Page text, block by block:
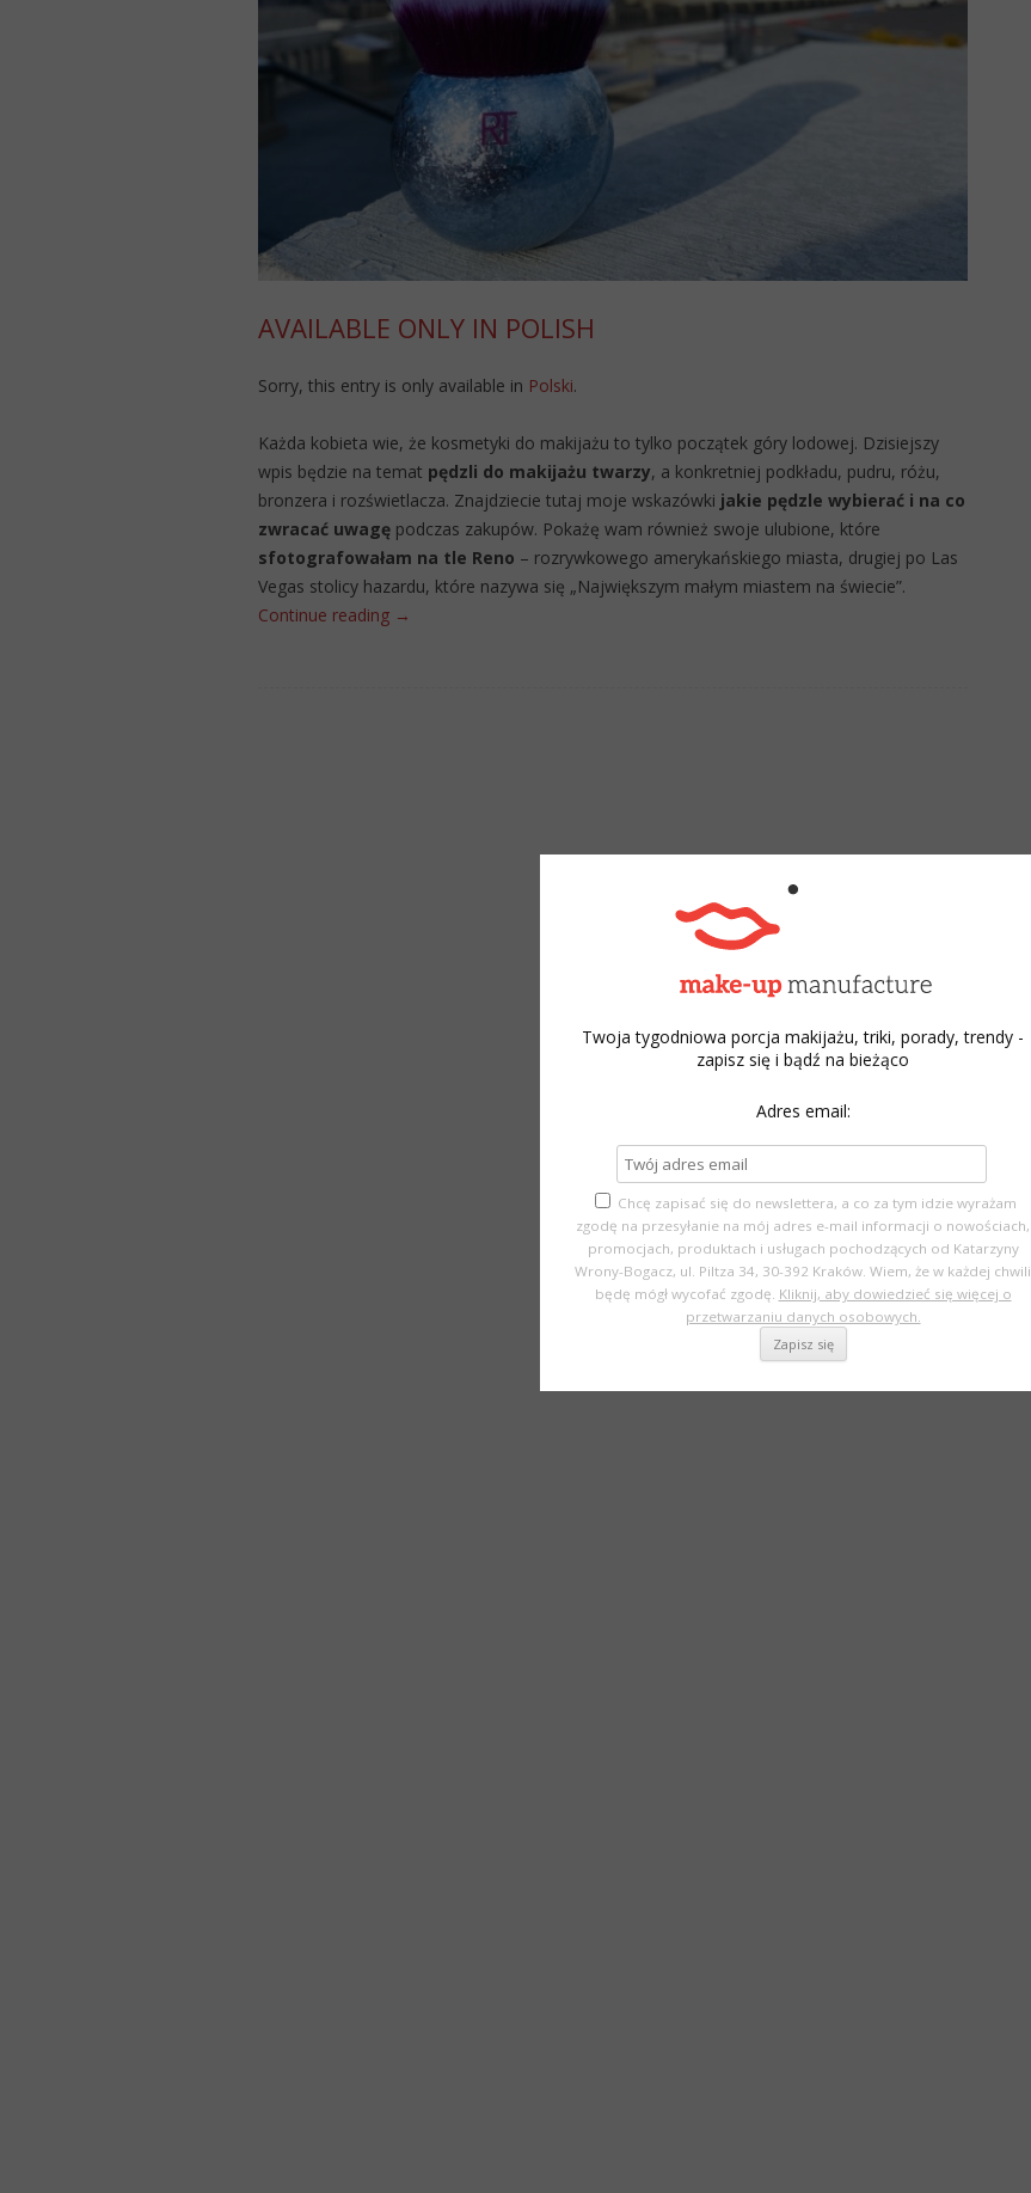
AVAILABLE ONLY IN POLISH
Sorry, this entry is only available in Polski.
Każda kobieta wie, że kosmetyki do makijażu to tylko początek góry lodowej. Dzisiejszy
wpis będzie na temat pędzli do makijażu twarzy, a konkretniej podkładu, pudru, różu,
bronzera i rozświetlacza. Znajdziecie tutaj moje wskazówki jakie pędzle wybierać i na co
zwracać uwagę podczas zakupów. Pokażę wam również swoje ulubione, które
sfotografowałam na tle Reno – rozrywkowego amerykańskiego miasta, drugiej po Las
Vegas stolicy hazardu, które nazywa się „Największym małym miastem na świecie”.
Continue reading →
Twoja tygodniowa porcja makijażu, triki, porady, trendy -
zapisz się i bądź na bieżąco
Adres email:
Chcę zapisać się do newslettera, a co za tym idzie wyrażam
zgodę na przesyłanie na mój adres e-mail informacji o nowościach,
promocjach, produktach i usługach pochodzących od Katarzyny
Wrony-Bogacz, ul. Piltza 34, 30-392 Kraków. Wiem, że w każdej chwili
będę mógł wycofać zgodę. Kliknij, aby dowiedzieć się więcej o
przetwarzaniu danych osobowych.